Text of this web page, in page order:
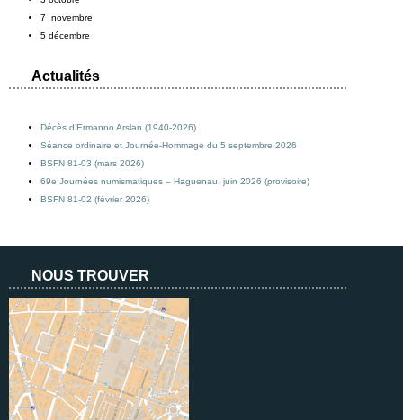
7 novembre
5 décembre
Actualités
Décès d’Ermanno Arslan (1940-2026)
Séance ordinaire et Journée-Hommage du 5 septembre 2026
BSFN 81-03 (mars 2026)
69e Journées numismatiques – Haguenau, juin 2026 (provisoire)
BSFN 81-02 (février 2026)
NOUS TROUVER